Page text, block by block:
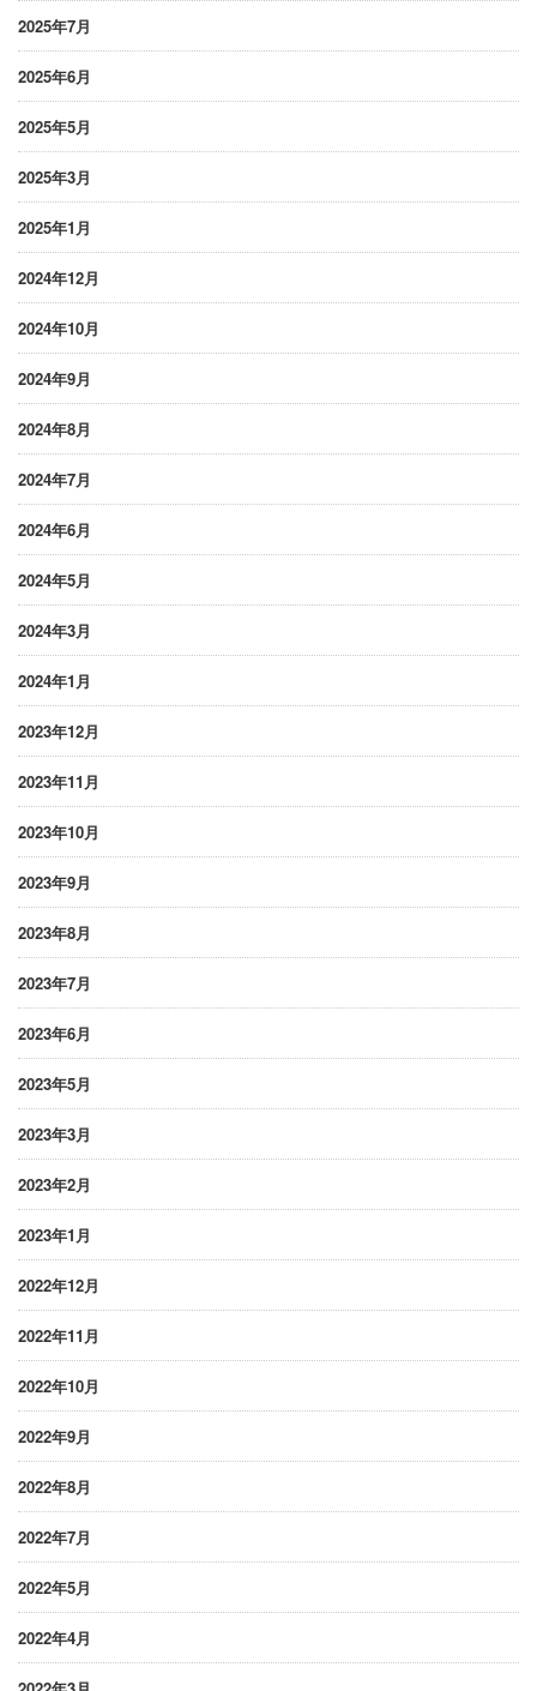
2025年7月
2025年6月
2025年5月
2025年3月
2025年1月
2024年12月
2024年10月
2024年9月
2024年8月
2024年7月
2024年6月
2024年5月
2024年3月
2024年1月
2023年12月
2023年11月
2023年10月
2023年9月
2023年8月
2023年7月
2023年6月
2023年5月
2023年3月
2023年2月
2023年1月
2022年12月
2022年11月
2022年10月
2022年9月
2022年8月
2022年7月
2022年5月
2022年4月